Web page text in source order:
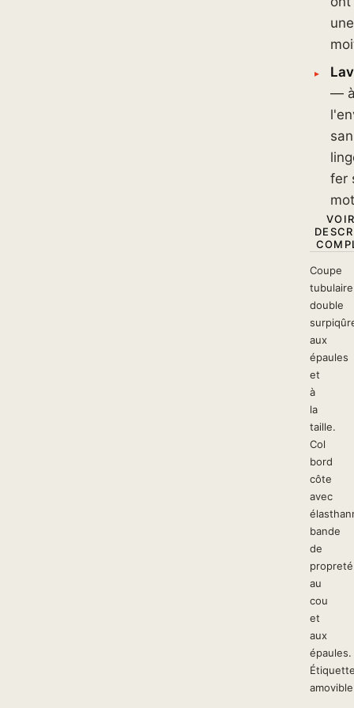
—
fer
Coupe
double
aux
épaules
et
à
la
taille.
Col
bord
côte
avec
bande
de
propreté
au
cou
et
aux
épaules.